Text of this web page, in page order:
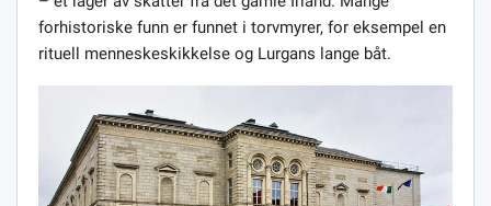
forhistoriske funn er funnet i torvmyrer, for eksempel en
rituell menneskeskikkelse og Lurgans lange båt.